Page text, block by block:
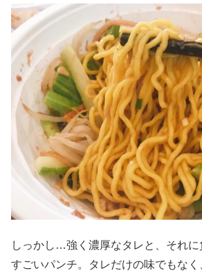
しっかし…強く濃厚なタレと、それに
すごいパンチ。タレだけの味でもな